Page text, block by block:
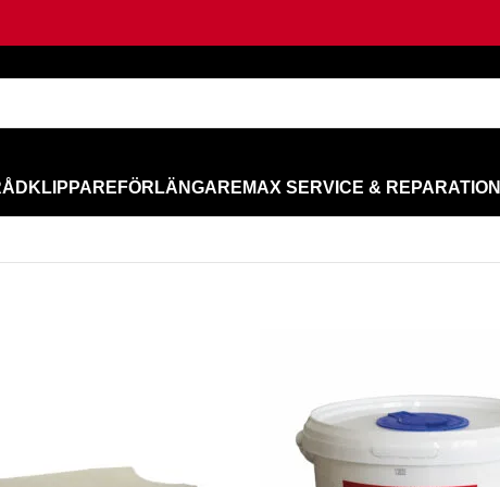
KLIPPARE FÖRLÄNGARE MAX SERVICE & REPARATION